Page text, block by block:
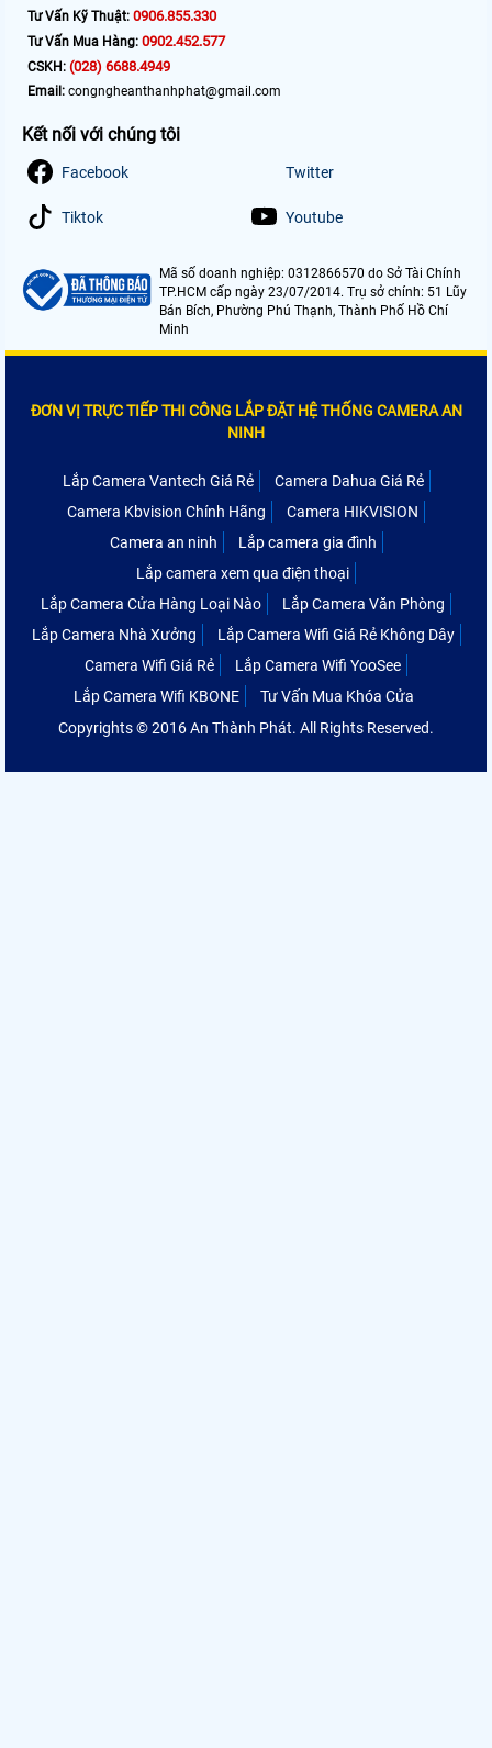
Tư Vấn Kỹ Thuật: 0906.855.330
Tư Vấn Mua Hàng: 0902.452.577
CSKH: (028) 6688.4949
Email: congngheanthanhphat@gmail.com
Kết nối với chúng tôi
Facebook Twitter
Tiktok Youtube
Mã số doanh nghiệp: 0312866570 do Sở Tài Chính
TP.HCM cấp ngày 23/07/2014. Trụ sở chính: 51 Lũy
Bán Bích, Phường Phú Thạnh, Thành Phố Hồ Chí
Minh
ĐƠN VỊ TRỰC TIẾP THI CÔNG LẮP ĐẶT HỆ THỐNG CAMERA AN
NINH
Lắp Camera Vantech Giá Rẻ
Camera Dahua Giá Rẻ
Camera Kbvision Chính Hãng
Camera HIKVISION
Camera an ninh
Lắp camera gia đình
Lắp camera xem qua điện thoại
Lắp Camera Cửa Hàng Loại Nào
Lắp Camera Văn Phòng
Lắp Camera Nhà Xưởng
Lắp Camera Wifi Giá Rẻ Không Dây
Camera Wifi Giá Rẻ
Lắp Camera Wifi YooSee
Lắp Camera Wifi KBONE
Tư Vấn Mua Khóa Cửa
Copyrights © 2016 An Thành Phát. All Rights Reserved.